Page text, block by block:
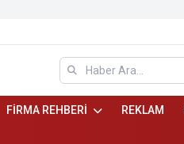
FİRMA REHBERİ REKLAM